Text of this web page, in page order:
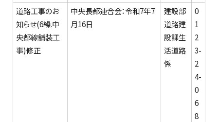
道路工事のお
知らせ(6繰.中
央都線舗装工
事)修正
中央長都連合会：令和7年7
月16日
建設部
道路建
設課生
活道路
係
0
1
2
3-
2
4-
0
6
8